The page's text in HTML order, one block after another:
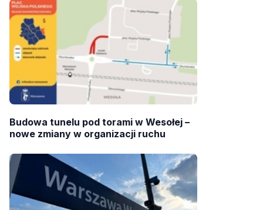
Budowa tunelu pod torami w Wesołej –
nowe zmiany w organizacji ruchu